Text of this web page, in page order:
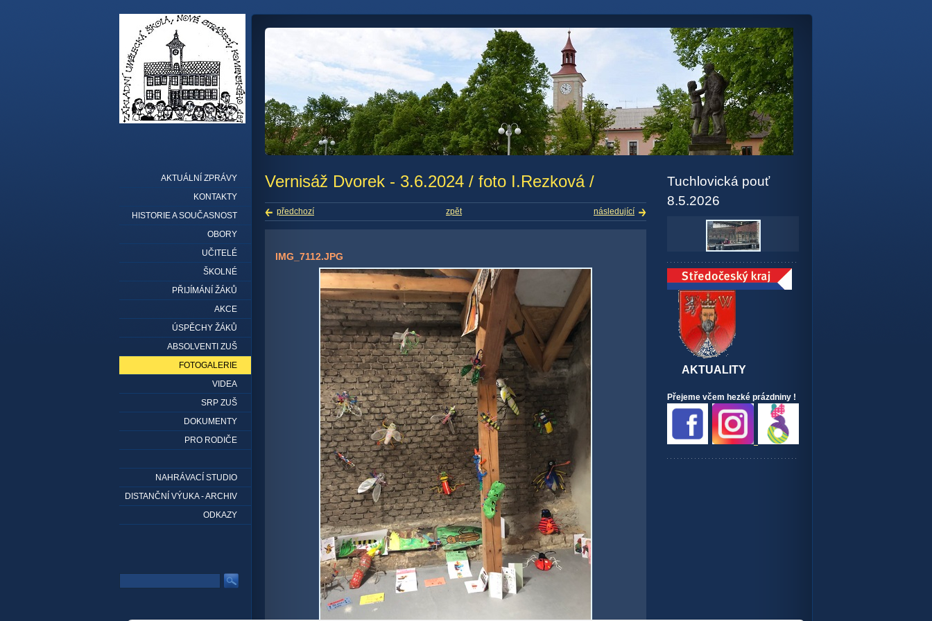
Vernisáž Dvorek - 3.6.2024 / foto I.Rezková /
předchozí následující
zpět
IMG_7112.JPG
Tuchlovická pouť
8.5.2026
AKTUALITY
Přejeme včem hezké prázdniny !
AKTUÁLNÍ ZPRÁVY
KONTAKTY
HISTORIE A SOUČASNOST
OBORY
UČITELÉ
ŠKOLNÉ
PŘIJÍMÁNÍ ŽÁKŮ
AKCE
ÚSPĚCHY ŽÁKŮ
ABSOLVENTI ZUŠ
FOTOGALERIE
VIDEA
SRP ZUŠ
DOKUMENTY
PRO RODIČE
NAHRÁVACÍ STUDIO
DISTANČNÍ VÝUKA - ARCHIV
ODKAZY